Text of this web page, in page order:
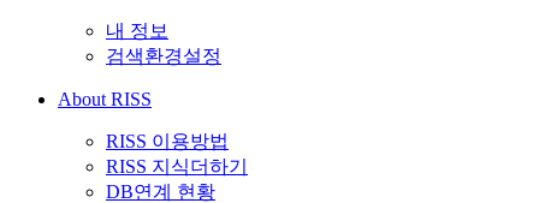
내 정보
검색환경설정
About RISS
RISS 이용방법
RISS 지식더하기
DB연계 현황